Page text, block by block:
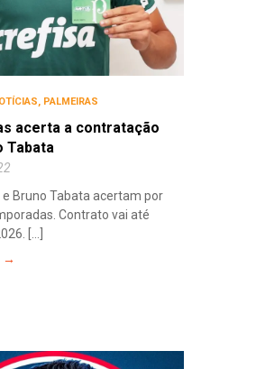
, PALMEIRAS
acerta a contratação
Tabata
e Bruno Tabata acertam por
Contrato vai até
[...]
→